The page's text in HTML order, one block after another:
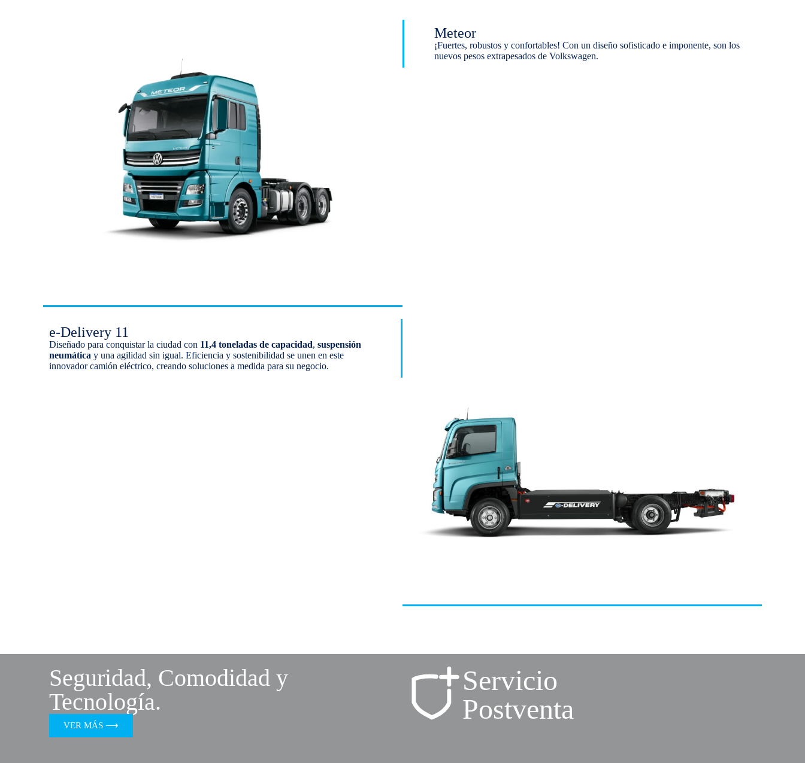
Meteor
¡Fuertes, robustos y confortables! Con un diseño sofisticado e imponente, son los
nuevos pesos extrapesados de Volkswagen.
e-Delivery 11
Diseñado para conquistar la ciudad con 11,4 toneladas de capacidad, suspensión
neumática y una agilidad sin igual. Eficiencia y sostenibilidad se unen en este
innovador camión eléctrico, creando soluciones a medida para su negocio.
Seguridad, Comodidad y
Tecnología.
VER MÁS ⟶
Servicio
Postventa